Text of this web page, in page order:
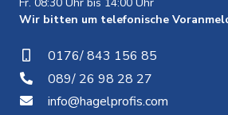
Fr. 08:30 Uhr bis 14:00 Uhr
Wir bitten um telefonische
0176/ 843 156 85
089/ 26 98 28 27
info@hagelprofis.com